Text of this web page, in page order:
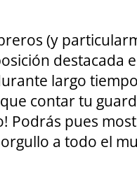
(y
destacada
largo
contar tu
Podrás pues
a todo el